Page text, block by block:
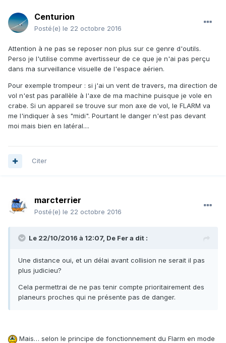
Centurion
Posté(e) le 22 octobre 2016
Attention à ne pas se reposer non plus sur ce genre d'outils.
Perso je l'utilise comme avertisseur de ce que je n'ai pas perçu
dans ma surveillance visuelle de l'espace aérien.
Pour exemple trompeur : si j'ai un vent de travers, ma direction de
vol n'est pas parallèle à l'axe de ma machine puisque je vole en
crabe. Si un appareil se trouve sur mon axe de vol, le FLARM va
me l'indiquer à ses "midi". Pourtant le danger n'est pas devant
moi mais bien en latéral....
Citer
marcterrier
Posté(e) le 22 octobre 2016
Le 22/10/2016 à 12:07, De Fer a dit :
Une distance oui, et un délai avant collision ne serait il pas
plus judicieu?
Cela permettrai de ne pas tenir compte prioritairement des
planeurs proches qui ne présente pas de danger.
Mais… selon le principe de fonctionnement du Flarm en mode